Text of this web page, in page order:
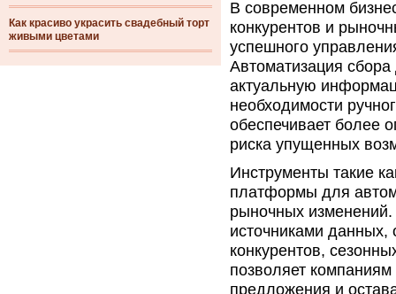
Как красиво украсить свадебный торт
живыми цветами
В современном
конкурентов и
успешного
Автоматизация
актуальную
необходимости
обеспечивает более
риска упущенных
Инструменты такие
платформы для
рыночных
источниками
конкурентов,
позволяет
предложения и